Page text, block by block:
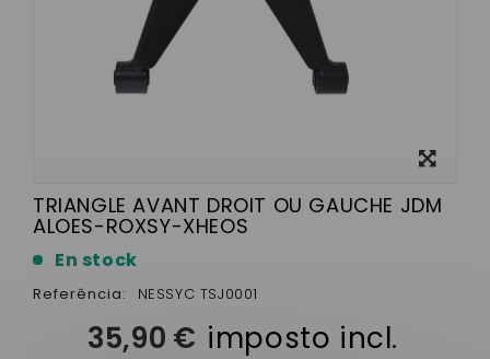
TRIANGLE AVANT DROIT OU GAUCHE JDM
ALOES-ROXSY-XHEOS
En stock
Referência: NESSYC TSJ0001
35,90 € imposto incl.